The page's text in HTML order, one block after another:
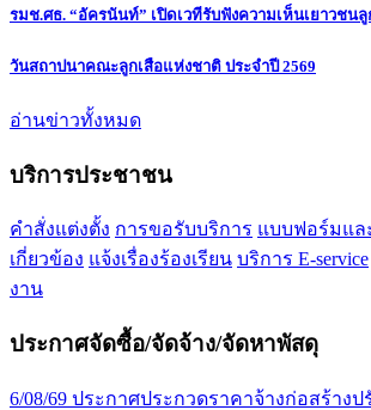
รมช.ศธ. “อัครนันท์” เปิดเวทีรับฟังความเห็นเยาวชนลู
วันสถาปนาคณะลูกเสือแห่งชาติ ประจำปี 2569
อ่านข่าวทั้งหมด
บริการประชาชน
คำสั่งแต่งตั้ง การขอรับบริการ แบบฟอร์มแล
เกี่ยวข้อง แจ้งเรื่องร้องเรียน บริการ E-service
งาน
ประกาศจัดซื้อ/จัดจ้าง/จัดหาพัสดุ
6/08/69 ประกาศประกวดราคาจ้างก่อสร้าง